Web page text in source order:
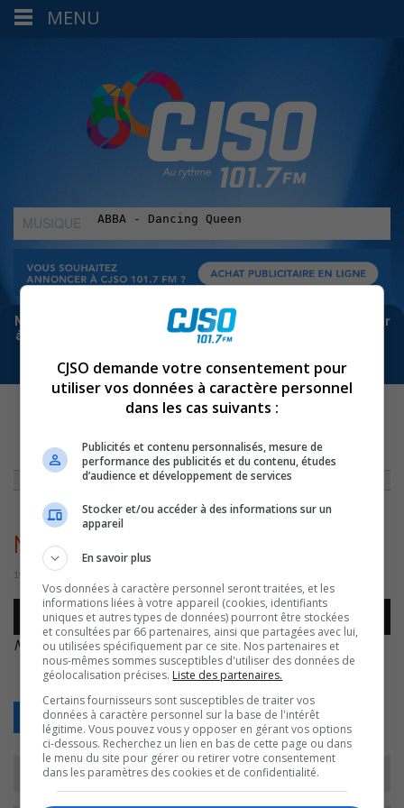
MUSIQUE
:
Meta bloque les infos sur Facebook. Pour ne rien manquer
à Sorel-Tracy et la région, abonne-toi à notre infolettre :
ENTREVUES»MARIE-HÉLÈNE GENDREAU NOUS PARLE DE LA
PIÈCE DE THÉÂTRE « LES ENFANTS » » MARIE-HÉLÈNE – GENDREAU
Marie-Hélène – Gendreau
19 février 2020 | Par Myriam Arpin
Lecteur
audio
00:00
Marie-Hélène – Gendreau .
Retour
MENU
CJSO demande votre consentement pour
utiliser vos données à caractère personnel
dans les cas suivants :
Publicités et contenu personnalisés, mesure de
performance des publicités et du contenu, études
d’audience et développement de services
Stocker et/ou accéder à des informations sur un
appareil
En savoir plus
Vos données à caractère personnel seront traitées, et les
informations liées à votre appareil (cookies, identifiants
uniques et autres types de données) pourront être stockées
et consultées par 66 partenaires, ainsi que partagées avec lui,
ou utilisées spécifiquement par ce site. Nos partenaires et
nous-mêmes sommes susceptibles d'utiliser des données de
géolocalisation précises. Liste des partenaires.
Certains fournisseurs sont susceptibles de traiter vos
données à caractère personnel sur la base de l'intérêt
légitime. Vous pouvez vous y opposer en gérant vos options
ci-dessous. Recherchez un lien en bas de cette page ou dans
le menu du site pour gérer ou retirer votre consentement
dans les paramètres des cookies et de confidentialité.